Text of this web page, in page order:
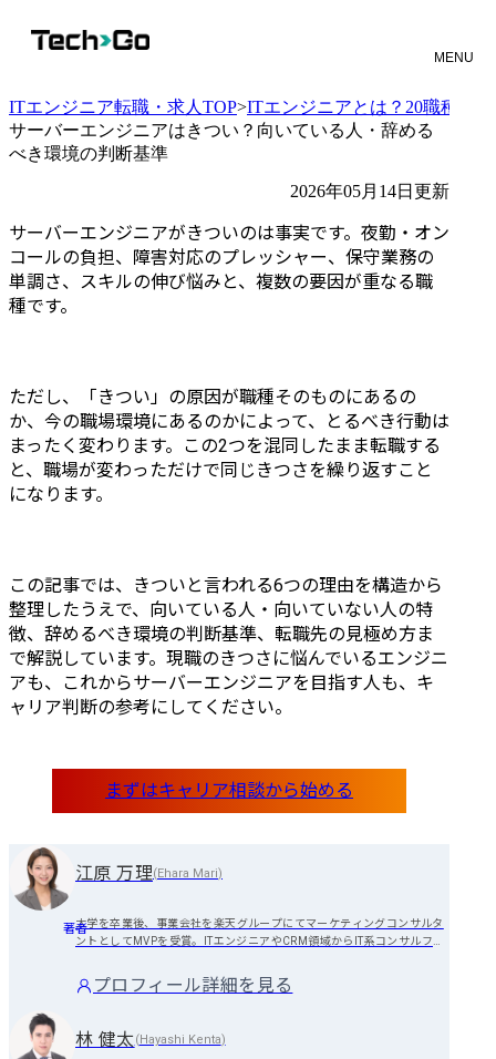
MENU
ITエンジニア転職・求人TOP>ITエンジニアとは？20職種と
サーバーエンジニアはきつい？向いている人・辞める
べき環境の判断基準
2026年05月14日更新
サーバーエンジニアがきついのは事実です。夜勤・オン
コールの負担、障害対応のプレッシャー、保守業務の
単調さ、スキルの伸び悩みと、複数の要因が重なる職
種です。
ただし、「きつい」の原因が職種そのものにあるの
か、今の職場環境にあるのかによって、とるべき行動は
まったく変わります。この2つを混同したまま転職する
と、職場が変わっただけで同じきつさを繰り返すこと
になります。
この記事では、きついと言われる6つの理由を構造から
整理したうえで、向いている人・向いていない人の特
徴、辞めるべき環境の判断基準、転職先の見極め方ま
で解説しています。現職のきつさに悩んでいるエンジニ
アも、これからサーバーエンジニアを目指す人も、キ
ャリア判断の参考にしてください。
著者
江原 万理( Ehara Mari)
大学を卒業後、事業会社を楽天グループにてマーケティングコンサルタ
ントとしてMVPを受賞。ITエンジニアやCRM領域からIT系コンサルファ
質ともに業界トップクラスの転職成功率を有する。
プロフィール詳細を見る
林 健太( Hayashi Kenta)